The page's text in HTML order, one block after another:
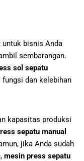
bisnis Anda
sembarangan.
sol sepatu
dan kelebihan
kapasitas produksi
sepatu manual
jika Anda sudah
mesin press sepatu